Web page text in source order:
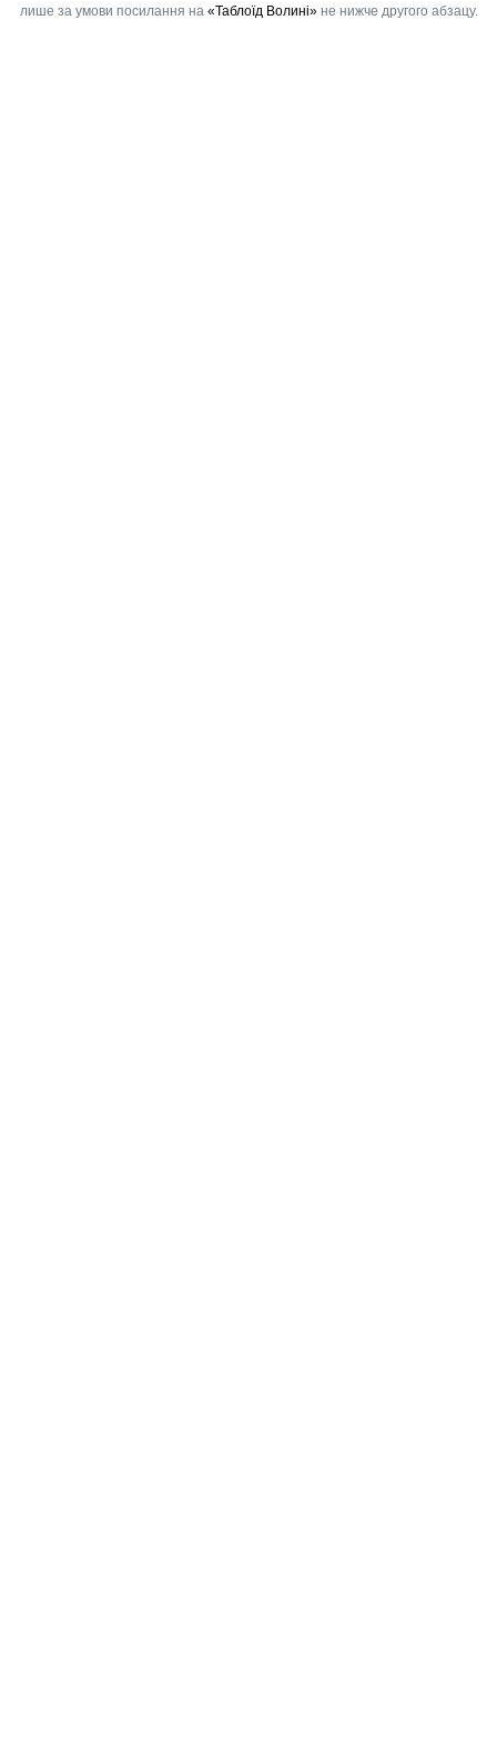
лише за умови посилання на «Таблоїд Волині»не нижче другого абзацу.